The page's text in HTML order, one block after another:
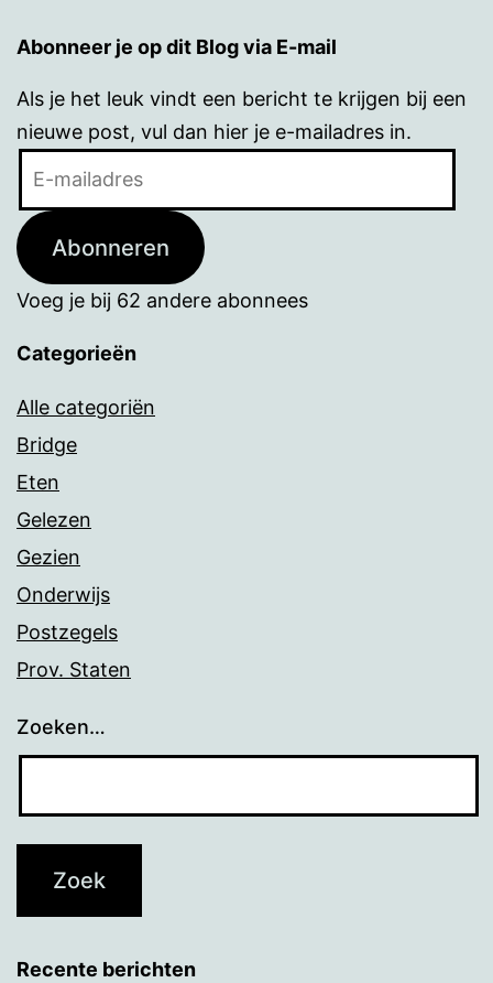
Abonneer je op dit Blog via E-mail
Als je het leuk vindt een bericht te krijgen bij een
nieuwe post, vul dan hier je e-mailadres in.
Abonneren
Voeg je bij 62 andere abonnees
Categorieën
Alle categoriën
Bridge
Eten
Gelezen
Gezien
Onderwijs
Postzegels
Prov. Staten
Zoeken…
Recente berichten